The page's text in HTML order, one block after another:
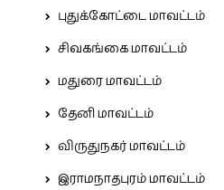
புதுக்கோட்டை மாவட்டம்
சிவகங்கை மாவட்டம்
மதுரை மாவட்டம்
தேனி மாவட்டம்
விருதுநகர் மாவட்டம்
இராமநாதபுரம் மாவட்டம்